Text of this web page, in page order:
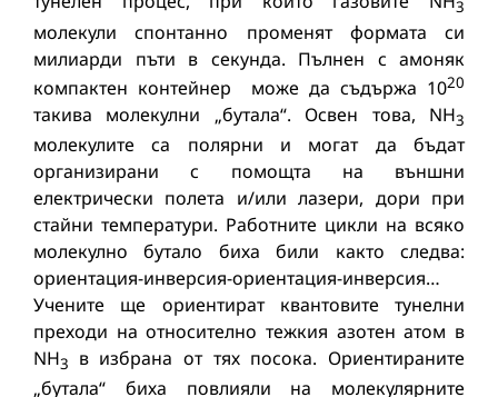
3
молекули спонтанно променят формата си
милиарди пъти в секунда. Пълнен с амоняк
компактен контейнер може да съдържа 1020
такива молекулни „бутала“. Освен това, NH3
молекулите са полярни и могат да бъдат
организирани с помощта на външни
електрически полета и/или лазери, дори при
стайни температури. Работните цикли на всяко
молекулно бутало биха били както следва:
ориентация-инверсия-ориентация-инверсия…
Учените ще ориентират квантовите тунелни
преходи на относително тежкия азотен атом в
NH3 в избрана от тях посока. Ориентираните
„бутала“ биха повлияли на молекулярните